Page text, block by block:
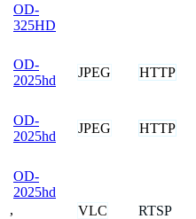
OD-
325HD
OD-
2025hd
JPEG HTTP
OD-
2025hd
JPEG HTTP
OD-
2025hd
,
VLC RTSP